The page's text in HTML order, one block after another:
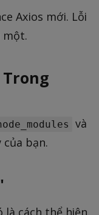
Axios mới. Lỗi
một.
và
bạn.
là cách thể hiện